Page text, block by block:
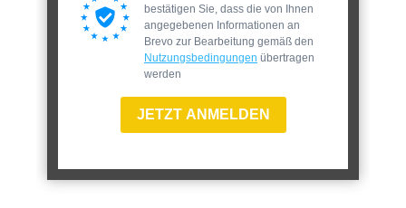
bestätigen Sie, dass die von Ihnen
angegebenen Informationen an
Brevo zur Bearbeitung gemäß den
Nutzungsbedingungen übertragen
werden
JETZT ANMELDEN